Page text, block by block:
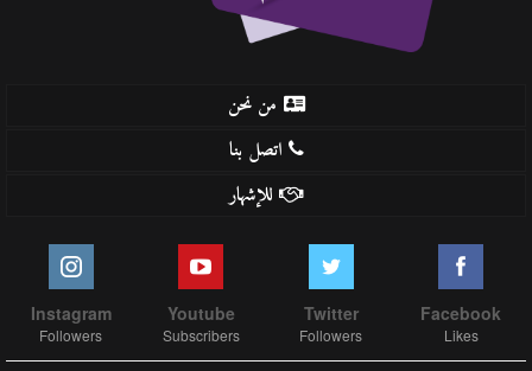
من نحن
اتصل بنا
للإشهار
Facebook
Likes
Twitter
Followers
Youtube
Subscribers
Instagram
Followers